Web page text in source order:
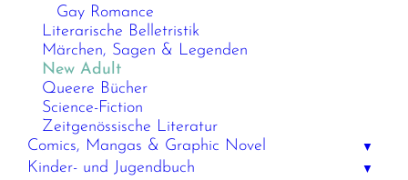
Gay Romance
Literarische Belletristik
Märchen, Sagen & Legenden
New Adult
Queere Bücher
Science-Fiction
Zeitgenössische Literatur
Comics, Mangas & Graphic Novel
▼
Kinder- und Jugendbuch ▼